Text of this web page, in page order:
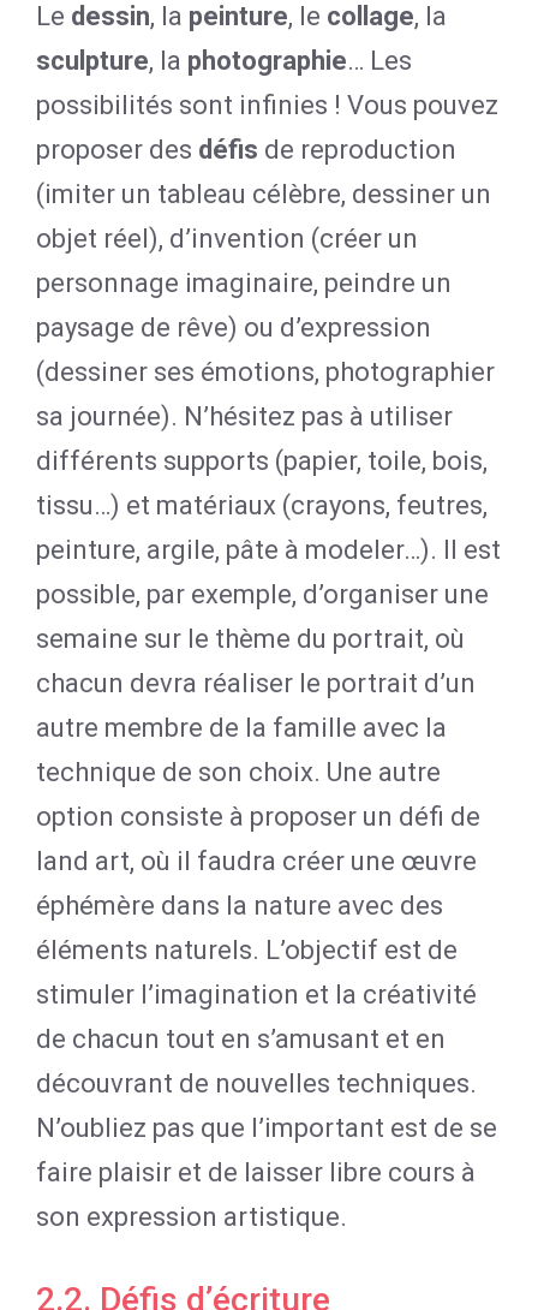
Le dessin, la peinture, le collage, la
sculpture, la photographie… Les
possibilités sont infinies ! Vous pouvez
proposer des défis de reproduction
(imiter un tableau célèbre, dessiner un
objet réel), d’invention (créer un
personnage imaginaire, peindre un
paysage de rêve) ou d’expression
(dessiner ses émotions, photographier
sa journée). N’hésitez pas à utiliser
différents supports (papier, toile, bois,
tissu…) et matériaux (crayons, feutres,
peinture, argile, pâte à modeler…). Il est
possible, par exemple, d’organiser une
semaine sur le thème du portrait, où
chacun devra réaliser le portrait d’un
autre membre de la famille avec la
technique de son choix. Une autre
option consiste à proposer un défi de
land art, où il faudra créer une œuvre
éphémère dans la nature avec des
éléments naturels. L’objectif est de
stimuler l’imagination et la créativité
de chacun tout en s’amusant et en
découvrant de nouvelles techniques.
N’oubliez pas que l’important est de se
faire plaisir et de laisser libre cours à
son expression artistique.
2.2. Défis d’écriture